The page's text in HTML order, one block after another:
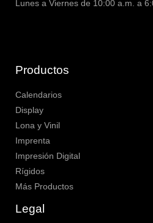
Lunes a Viernes de 10:00 a.m. a
Productos
Calendarios
Display
Lona y Vinil
Imprenta
Impresión Digital
Rígidos
Más Productos
Legal